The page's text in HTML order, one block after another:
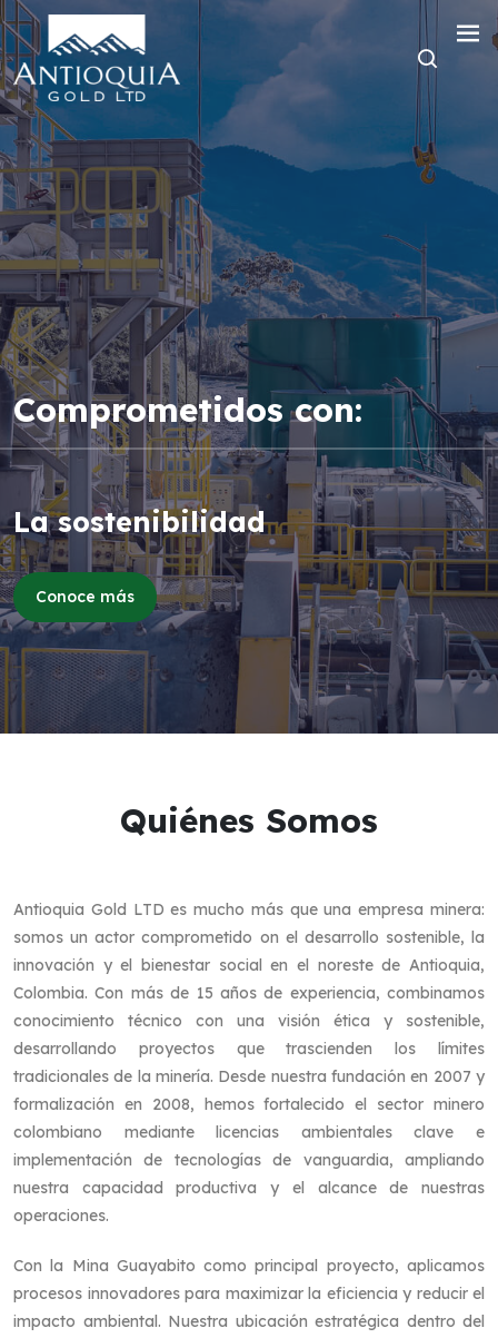
Comprometidos con:
El desarrollo
Conoce más
Quiénes Somos
Antioquia Gold LTD es mucho más que una empresa minera:
somos un actor comprometido on el desarrollo sostenible, la
innovación y el bienestar social en el noreste de Antioquia,
Colombia. Con más de 15 años de experiencia, combinamos
conocimiento técnico con una visión ética y sostenible,
desarrollando proyectos que trascienden los límites
tradicionales de la minería. Desde nuestra fundación en 2007 y
formalización en 2008, hemos fortalecido el sector minero
colombiano mediante licencias ambientales clave e
implementación de tecnologías de vanguardia, ampliando
nuestra capacidad productiva y el alcance de nuestras
operaciones.
Con la Mina Guayabito como principal proyecto, aplicamos
procesos innovadores para maximizar la eficiencia y reducir el
impacto ambiental. Nuestra ubicación estratégica dentro del